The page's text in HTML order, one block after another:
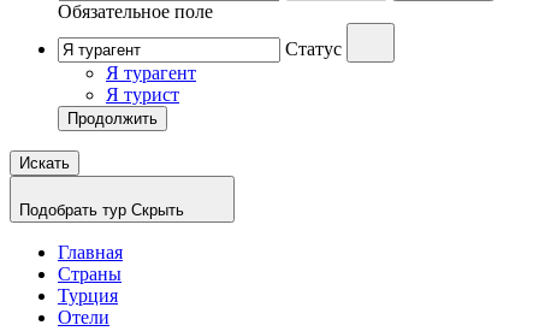
Обязательное поле
Статус
Я турагент
Я турист
Продолжить
Искать
Подобрать тур Скрыть
Главная
Страны
Турция
Отели